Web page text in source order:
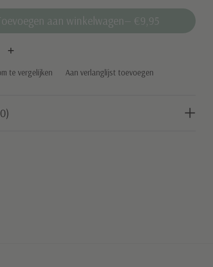
aan winkelwagen
— €9,95
te vergelijken Aan verlanglijst toevoegen